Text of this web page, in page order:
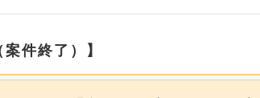
件終了）】